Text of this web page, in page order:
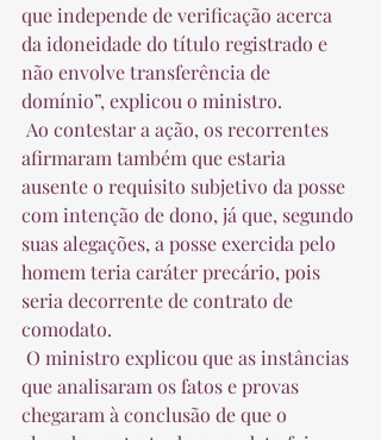
que independe de verificação acerca
da idoneidade do título registrado e
não envolve transferência de
domínio”, explicou o ministro.
afirmaram também que estaria
ausente o requisito subjetivo da posse
com intenção de dono, já que, segundo
suas alegações, a posse exercida pelo
homem teria caráter precário, pois
seria decorrente de contrato de
comodato.
que analisaram os fatos e provas
chegaram à conclusão de que o